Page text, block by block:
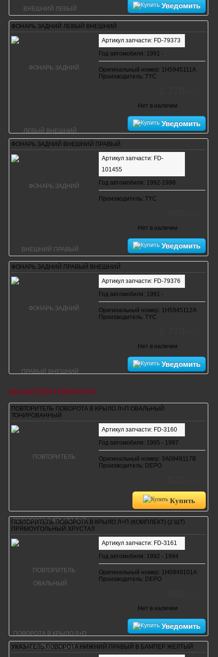
Уведомить
ФОНАРЬ ЗАДНИЙ ЛЕВЫЙ ВНЕШНИЙ
Артикул запчасти: FD-79373
Год автомобиля: 1991 -
Оригинальный номер: 1H5945111A
Производитель: TYC
Нет в наличии
Уведомить
ФОНАРЬ ЗАДНИЙ ВНЕШНИЙ ПРАВЫЙ
Артикул запчасти: FD-
101455
Год автомобиля: 1992-1998
Производитель: TYC
Нет в наличии
Уведомить
ФОНАРЬ ЗАДНИЙ ПРАВЫЙ ВНЕШНИЙ
Артикул запчасти: FD-79376
Год автомобиля: 1991 -
Оригинальный номер: 1H5945112A
Производитель: TYC
Нет в наличии
Уведомить
УКАЗАТЕЛИ ПОВОРОТА
ПОВТОРИТЕЛЬ ПОВОРОТА В КРЫЛО Л=П ОВАЛЬНЫЙ
ТОНИРОВАННЫЙ
Артикул запчасти: FD-3160
Год автомобиля: 1995 - 1997
Оригинальный номер: 3A0949117B
Производитель: DEPO
Купить
ПОВТОРИТЕЛЬ ПОВОРОТА В КРЫЛО Л+П (КОМПЛЕКТ) (2 ШТ)
ПРЯМОУГОЛЬНЫЙ ХРУСТАЛ
Артикул запчасти: FD-3161
Год автомобиля: 1992 - 1994
Оригинальный номер: 1H0949101A
Производитель: DEPO
Нет в наличии
Уведомить
УКАЗАТЕЛЬ ПОВОРОТА НИЖНИЙ ПРАВЫЙ В БАМПЕР ЖЕЛТЫЙ